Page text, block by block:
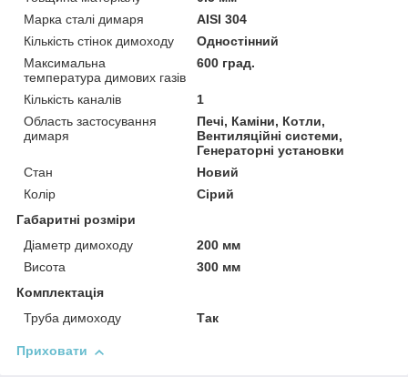
Марка сталі димаря
AISI 304
Кількість стінок димоходу
Одностінний
Максимальна
температура димових газів
600 град.
Кількість каналів
1
Область застосування
димаря
Печі, Каміни, Котли,
Вентиляційні системи,
Генераторні установки
Стан
Новий
Колір
Сірий
Габаритні розміри
Діаметр димоходу
200 мм
Висота
300 мм
Комплектація
Труба димоходу
Так
Приховати